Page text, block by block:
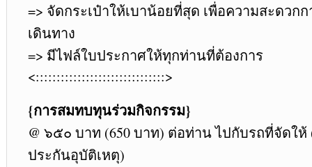
=> จัดกระเป๋าให้เบาน้อยที่สุด เพื่อความสะดวกก
เดินทาง
=> มีไฟล์ใบประกาศให้ทุกท่านที่ต้องการ
<:::::::::::::::::::::::::::::::>
{การสมทบทุนร่วมกิจกรรม}
@ ๖๕๐ บาท (650 บาท) ต่อท่าน ไปกับรถที่จัดให้
ประกันอุบัติเหตุ)